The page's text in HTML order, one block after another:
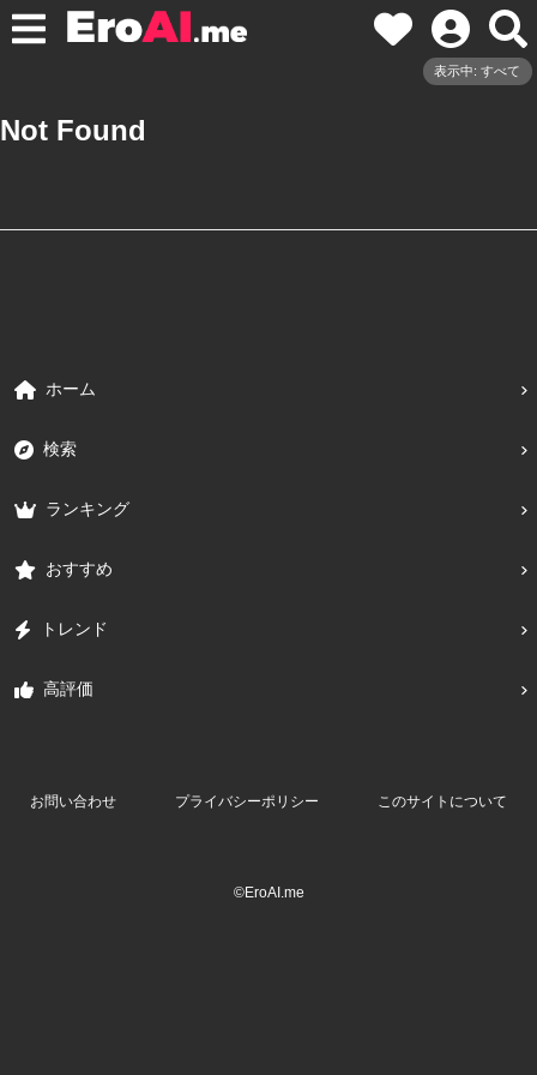
表示中: すべて
Not Found
ホーム
検索
ランキング
おすすめ
トレンド
高評価
お問い合わせ プライバシーポリシー このサイトについて
©EroAI.me